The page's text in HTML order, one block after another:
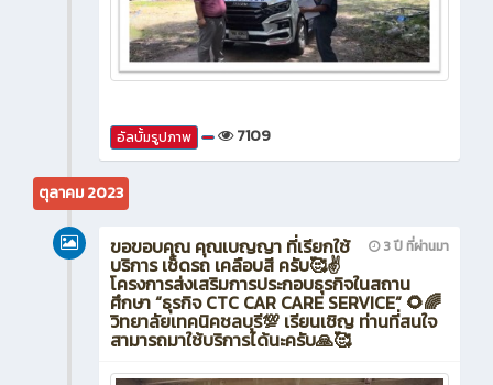
อัลบั้มรูปภาพ 7109
ตุลาคม 2023
3 ปี ที่ผ่านมา
ขอขอบคุณ คุณเบญญา ที่เรียกใช้
บริการ เช็ดรถ เคลือบสี ครับ🥰✌️
โครงการส่งเสริมการประกอบธุรกิจในสถาน
ศึกษา “ธุรกิจ CTC CAR CARE SERVICE” 🌻🌈
วิทยาลัยเทคนิคชลบุรี💯 เรียนเชิญ ท่านที่สนใจ
สามารถมาใช้บริการได้นะครับ🙏🥰